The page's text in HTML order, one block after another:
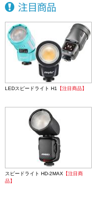
LEDスピードライト H1 【注目商品】
スピードライト HD-2MAX 【注目商
品】